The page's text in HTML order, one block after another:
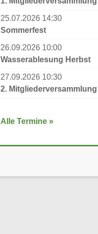
25.07.2026 14:30
Sommerfest
26.09.2026 10:00
Wasserablesung Herbst
27.09.2026 10:30
2. Mitgliederversammlung
Alle Termine »